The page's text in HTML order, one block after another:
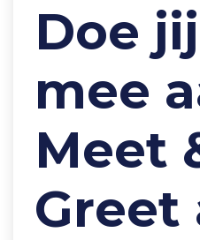
Doe
mee
Meet
Greet